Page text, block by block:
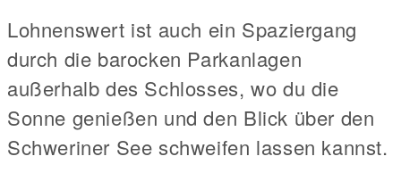
Lohnenswert ist auch ein Spaziergang
durch die barocken Parkanlagen
außerhalb des Schlosses, wo du die
Sonne genießen und den Blick über den
Schweriner See schweifen lassen kannst.